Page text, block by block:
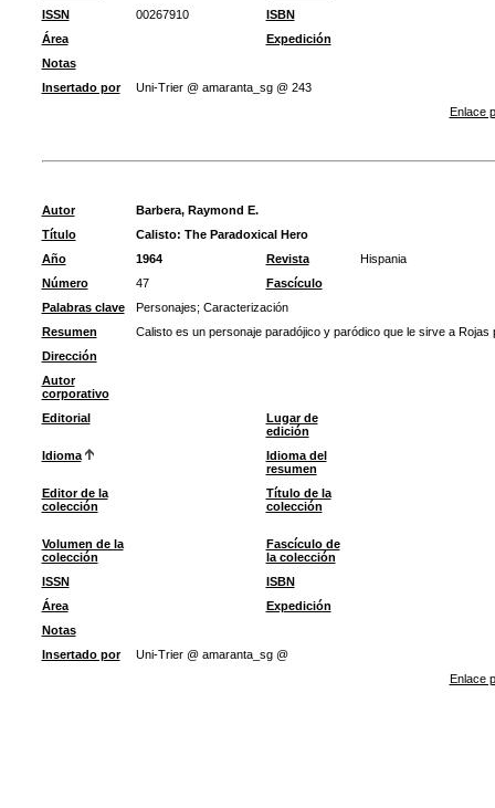
ISSN
00267910
ISBN
Área
Expedición
Notas
Insertado por
Uni-Trier @ amaranta_sg @ 243
Enlace
Autor
Barbera, Raymond E.
Título
Calisto: The Paradoxical Hero
Año
1964 Revista
Hispania
Número
47
Fascículo
Palabras clave
Personajes; Caracterización
Resumen
Calisto es un personaje paradójico y paródico que le sirve a
Dirección
Autor
corporativo
Editorial
Lugar de
edición
Idioma
Idioma del
resumen
Editor de la
colección
Título de la
colección
Volumen de la
colección
Fascículo de
la colección
ISSN
ISBN
Área
Expedición
Notas
Insertado por
Uni-Trier @ amaranta_sg @
Enlace